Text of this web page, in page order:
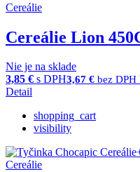
Cereálie
Cereálie Lion
Nie je na sklade
3,85 € s DPH3,67 € bez DPH
Detail
shopping_cart
visibility
Cereálie